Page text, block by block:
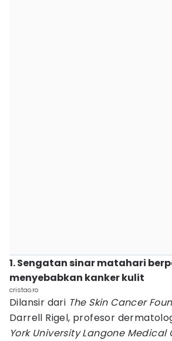
1. Sengatan sinar matahari
menyebabkan kanker kulit
cristao.ro
Dilansir dari The Skin Cancer
Darrell Rigel, profesor
York University Langone Medical